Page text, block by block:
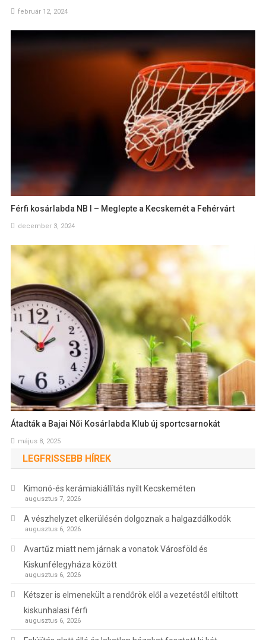
február 12, 2024
Férfi kosárlabda NB I – Meglepte a Kecskemét a Fehérvárt
december 3, 2024
Átadták a Bajai Női Kosárlabda Klub új sportcsarnokát
május 8, 2025
LEGFRISSEBB HÍREK
Kimonó-és kerámiakiállítás nyílt Kecskeméten
augusztus 7, 2026
A vészhelyzet elkerülésén dolgoznak a halgazdálkodók
augusztus 6, 2026
Avartűz miatt nem járnak a vonatok Városföld és
Kiskunfélegyháza között
augusztus 6, 2026
Kétszer is elmenekült a rendőrök elől a vezetéstől eltiltott
kiskunhalasi férfi
augusztus 6, 2026